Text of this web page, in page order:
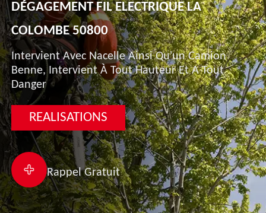
DÉGAGEMENT FIL ELECTRIQUE LA
COLOMBE 50800
Intervient Avec Nacelle Ainsi Qu'un Camion
Benne, Intervient À Tout Hauteur Et A Tout
Danger
REALISATIONS
Rappel Gratuit